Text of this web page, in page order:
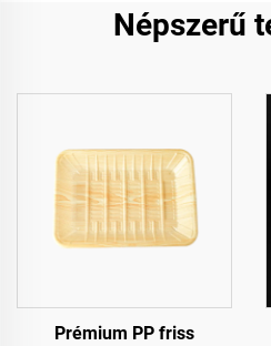
Népszerű
Prémium PP friss